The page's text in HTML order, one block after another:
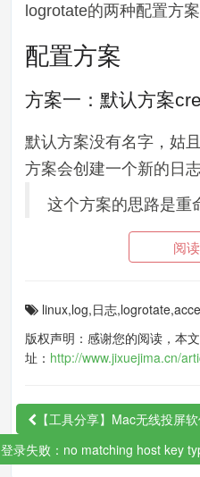
logrotate的两种配置方
配置方案
方案一：默认方案
默认方案没有名字，姑
方案会创建一个新的日
这个方案的思路是重
新的日志文件。详细
重命名程序当前正在
作文件靠的是inode
序继续输出日志。
创建新的日志文件，
名字一样，但是
序输出的日志还是往
阅
linux,log,日志
版权声明：感谢您的阅读，本
址： http://www.jixuejima.cn/
【工具分享】Mac无线投屏
录失败：no matching host key